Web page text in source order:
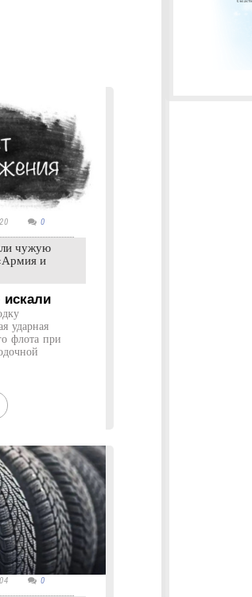
0
чужую
и
ударная
флота при
0